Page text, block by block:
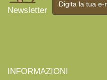
Newsletter
INFORMAZIONI